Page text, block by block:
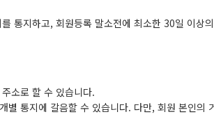
통지하고, 회원등록 말소전에 최소한 30일 이상
소로 할 수 있습니다.
통지에 갈음할 수 있습니다. 다만, 회원 본인의